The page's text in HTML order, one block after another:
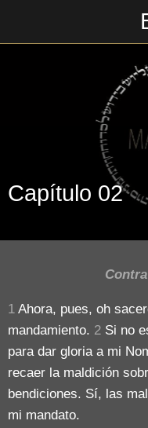
Escrito en 16/08/
Capítulo 02
1 Ahora, pues, oh
mandamiento. 2 Si no
para dar gloria a mi
recaer la maldición
bendiciones. Sí, las
mi mandato.